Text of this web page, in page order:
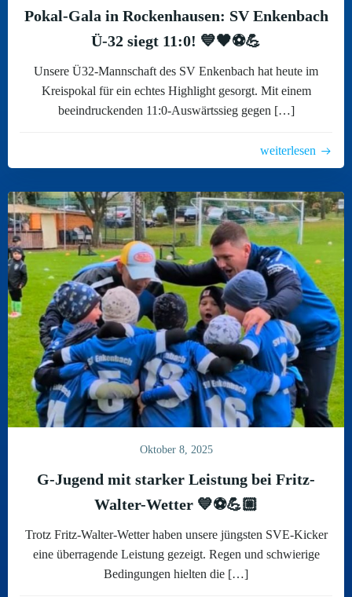
Pokal-Gala in Rockenhausen: SV Enkenbach
Ü-32 siegt 11:0! 💙🖤⚽️💪
Unsere Ü32-Mannschaft des SV Enkenbach hat heute im
Kreispokal für ein echtes Highlight gesorgt. Mit einem
beeindruckenden 11:0-Auswärtssieg gegen […]
weiterlesen
Oktober 8, 2025
G-Jugend mit starker Leistung bei Fritz-
Walter-Wetter 💙⚽️💪🏼
Trotz Fritz-Walter-Wetter haben unsere jüngsten SVE-Kicker
eine überragende Leistung gezeigt. Regen und schwierige
Bedingungen hielten die […]